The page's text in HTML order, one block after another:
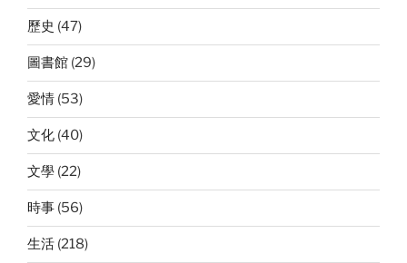
歷史 (47)
圖書館 (29)
愛情 (53)
文化 (40)
文學 (22)
時事 (56)
生活 (218)